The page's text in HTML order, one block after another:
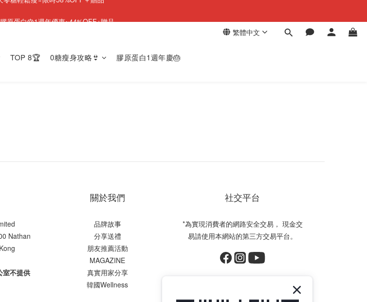
原蛋白🎂1週年優惠~44%OFF+贈品
繁體中文
TOP 8🏆 0糖瘦身攻略👙 膠原蛋白1週年慶🎂
Nathan
室不提供
關於我們
品牌故事
分享送禮
朋友推薦活動
MAGAZINE
真實用家分享
韓國Wellness
社交平台
*為實現消費者的網路安全交易， 現金交
易請使用本網站的第三方交易平台。